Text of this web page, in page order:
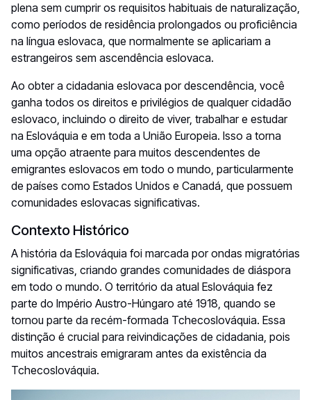
plena sem cumprir os requisitos habituais de naturalização,
como períodos de residência prolongados ou proficiência
na língua eslovaca, que normalmente se aplicariam a
estrangeiros sem ascendência eslovaca.
Ao obter a cidadania eslovaca por descendência, você
ganha todos os direitos e privilégios de qualquer cidadão
eslovaco, incluindo o direito de viver, trabalhar e estudar
na Eslováquia e em toda a União Europeia. Isso a torna
uma opção atraente para muitos descendentes de
emigrantes eslovacos em todo o mundo, particularmente
de países como Estados Unidos e Canadá, que possuem
comunidades eslovacas significativas.
Contexto Histórico
A história da Eslováquia foi marcada por ondas migratórias
significativas, criando grandes comunidades de diáspora
em todo o mundo. O território da atual Eslováquia fez
parte do Império Austro-Húngaro até 1918, quando se
tornou parte da recém-formada Tchecoslováquia. Essa
distinção é crucial para reivindicações de cidadania, pois
muitos ancestrais emigraram antes da existência da
Tchecoslováquia.